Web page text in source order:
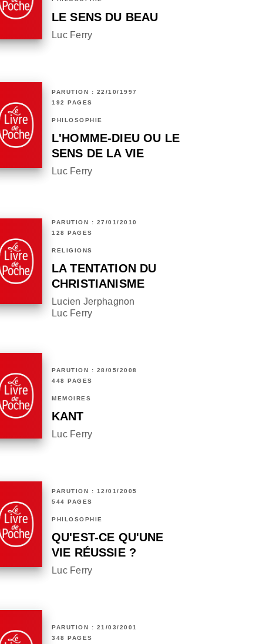
LE SENS DU BEAU
Luc Ferry
PARUTION : 22/10/1997
192 PAGES
PHILOSOPHIE
L'HOMME-DIEU OU LE
SENS DE LA VIE
Luc Ferry
PARUTION : 27/01/2010
128 PAGES
RELIGIONS
LA TENTATION DU
CHRISTIANISME
Lucien Jerphagnon
Luc Ferry
PARUTION : 28/05/2008
448 PAGES
MÉMOIRES
KANT
Luc Ferry
PARUTION : 12/01/2005
544 PAGES
PHILOSOPHIE
QU'EST-CE QU'UNE
VIE RÉUSSIE ?
Luc Ferry
PARUTION : 21/03/2001
348 PAGES